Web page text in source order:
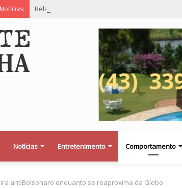
Notícias: Relator deseja saber se a Procuradoria
Notícias Entretenimento Comportamento
antiBolsonaro enquanto se reaproxima da Globo